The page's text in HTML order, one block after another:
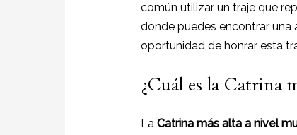
común utilizar un traje que
donde puedes encontrar una
oportunidad de honrar esta
¿Cuál es la Catrina
La Catrina más alta a nivel